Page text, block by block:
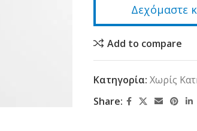
Δεχόμαστε
Add to compare
Κατηγορία: Χωρίς
Share: